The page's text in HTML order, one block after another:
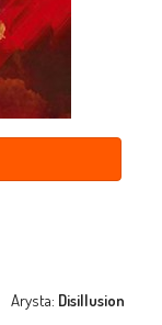
Arysta: Disillusion